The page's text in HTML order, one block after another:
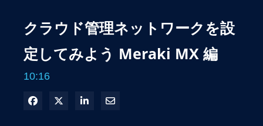
クラウド管理ネットワークを設
定してみよう Meraki MX 編
10:16
Facebook で共有
Xで共有する
LinkedIn で共有
電子メールで共有